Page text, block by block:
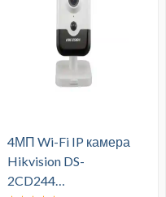
4МП Wi-Fi IP камера
Hikvision DS-
2CD244…